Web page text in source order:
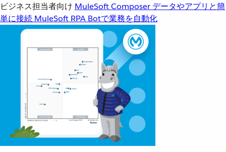
ビジネス担当者向け MuleSoft Composer データやアプリと簡
単に接続 MuleSoft RPA Botで業務を自動化